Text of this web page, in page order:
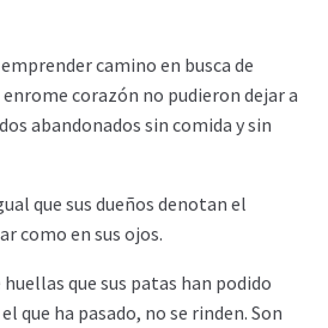
camino en busca de
corazón no pudieron dejar a
abandonados sin comida y sin
que sus dueños denotan el
como en sus ojos.
que sus patas han podido
que ha pasado, no se rinden. Son